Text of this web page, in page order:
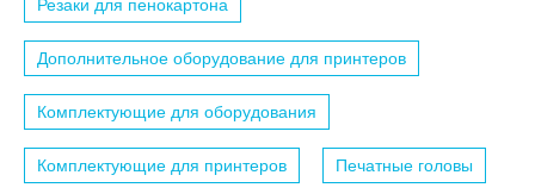
Резаки для пенокартона
Дополнительное оборудование для принтеров
Комплектующие для оборудования
Комплектующие для принтеров Печатные головы